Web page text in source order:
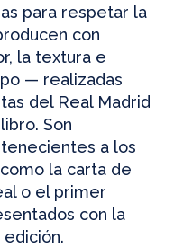
para respetar la
con
la textura e
— realizadas
del Real Madrid
Son
a los
la carta de
o el primer
con la